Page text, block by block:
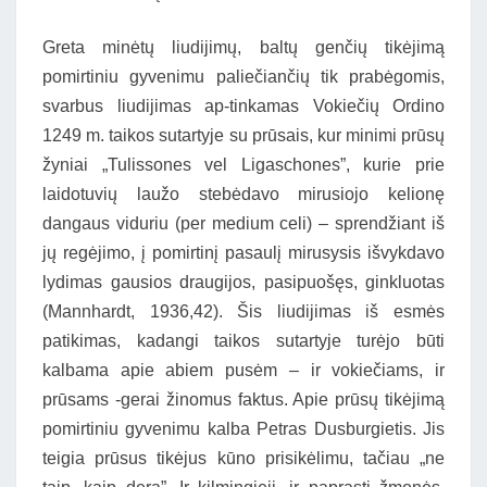
Greta minėtų liudijimų, baltų genčių tikėjimą
pomirtiniu gyvenimu paliečiančių tik prabėgomis,
svarbus liudijimas ap-tinkamas Vokiečių Ordino
1249 m. taikos sutartyje su prūsais, kur minimi prūsų
žyniai „Tulissones vel Ligaschones”, kurie prie
laidotuvių laužo stebėdavo mirusiojo kelionę
dangaus viduriu (per medium celi) – sprendžiant iš
jų regėjimo, į pomirtinį pasaulį mirusysis išvykdavo
lydimas gausios draugijos, pasipuošęs, ginkluotas
(Mannhardt, 1936,42). Šis liudijimas iš esmės
patikimas, kadangi taikos sutartyje turėjo būti
kalbama apie abiem pusėm – ir vokiečiams, ir
prūsams -gerai žinomus faktus. Apie prūsų tikėjimą
pomirtiniu gyvenimu kalba Petras Dusburgietis. Jis
teigia prūsus tikėjus kūno prisikėlimu, tačiau „ne